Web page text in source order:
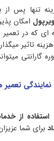
تنها پس از
امکان
که در
تاثیر
گارانتی
استفاده از
برای شما